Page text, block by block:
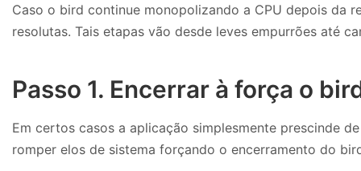
Caso o bird continue monopolizando a CPU depois da
resolutas. Tais etapas vão desde leves empurrões até
Passo 1. Encerrar à força o
Em certos casos a aplicação simplesmente prescinde
romper elos de sistema forçando o encerramento do